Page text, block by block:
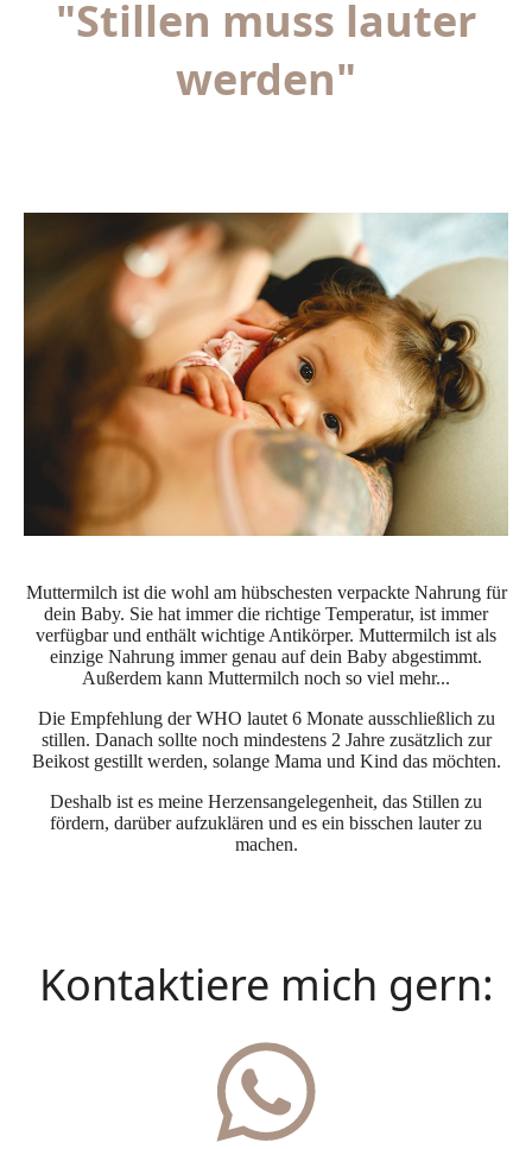
"Stillen muss lauter
werden"
Muttermilch ist die wohl am hübschesten verpackte Nahrung für
dein Baby. Sie hat immer die richtige Temperatur, ist immer
verfügbar und enthält wichtige Antikörper. Muttermilch ist als
einzige Nahrung immer genau auf dein Baby abgestimmt.
Außerdem kann Muttermilch noch so viel mehr...
Die Empfehlung der WHO lautet 6 Monate ausschließlich zu
stillen. Danach sollte noch mindestens 2 Jahre zusätzlich zur
Beikost gestillt werden, solange Mama und Kind das möchten.
Deshalb ist es meine Herzensangelegenheit, das Stillen zu
fördern, darüber aufzuklären und es ein bisschen lauter zu
machen.
Kontaktiere mich gern: